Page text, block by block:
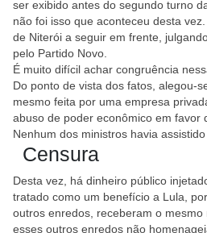
ser exibido antes do segundo turno
não foi isso que aconteceu desta
de Niterói a seguir em frente,
pelo Partido Novo.
É muito difícil achar congruência
Do ponto de vista dos fatos, alegou-
mesmo feita por uma empresa
abuso de poder econômico em favor
Nenhum dos ministros havia
Censura
Desta vez, há dinheiro público
tratado como um benefício a Lula,
outros enredos, receberam o
esses outros enredos não